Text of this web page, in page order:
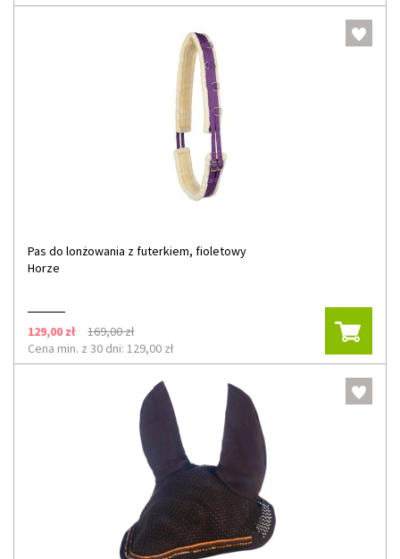
Pas do lonżowania z futerkiem, fioletowy
Horze
129,00 zł
169,00 zł
Cena min. z 30 dni: 129,00 zł